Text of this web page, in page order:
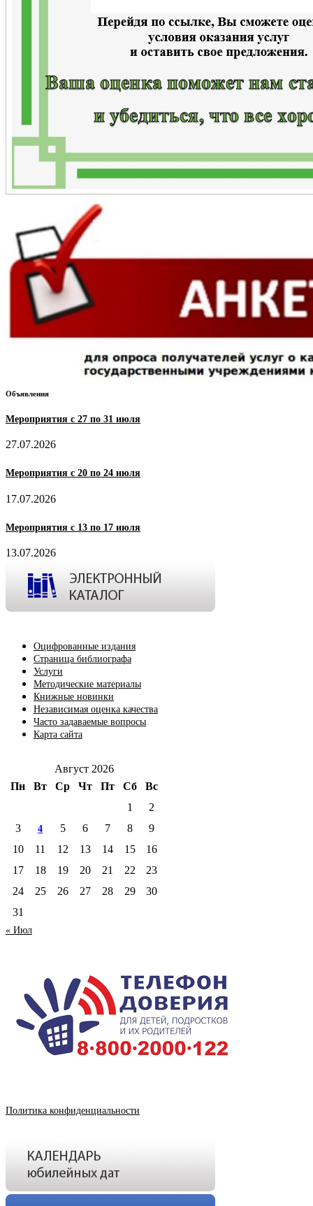
Объявления
Мероприятия с 27 по 31 июля
27.07.2026
Мероприятия с 20 по 24 июля
17.07.2026
Мероприятия с 13 по 17 июля
13.07.2026
Оцифрованные издания
Страница библиографа
Услуги
Методические материалы
Книжные новинки
Независимая оценка качества
Часто задаваемые вопросы
Карта сайта
Август 2026
Пн
Вт Ср Чт Пт Сб
Вс
1
2
3
4 5 6 7 8
9
10
11 12 13 14 15
16
17
18 19 20 21 22
23
24
25 26 27 28 29
30
31
« Июл
Политика конфиденциальности